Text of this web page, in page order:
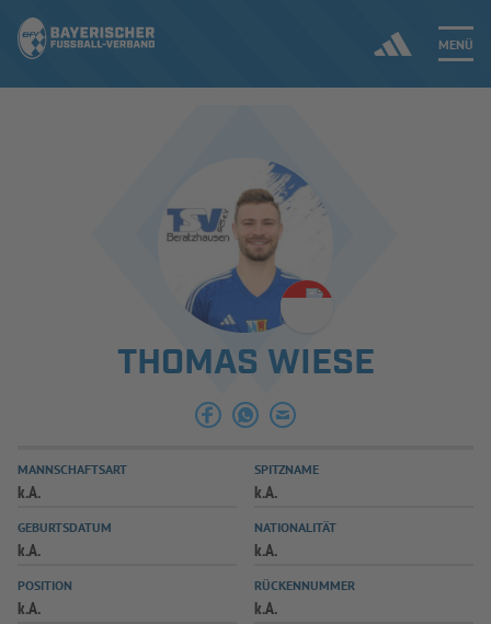
MENÜ
ERGEBNISSE & WETTBEWERBE
SPIELBETRIEB & VERBANDSLEBEN
AUSBILDUNG & FÖRDERUNG
SPIELPLUS
THOMAS WIESE
MANNSCHAFTSART
k.A.
SPITZNAME
k.A.
GEBURTSDATUM
k.A.
NATIONALITÄT
k.A.
POSITION
k.A.
RÜCKENNUMMER
k.A.